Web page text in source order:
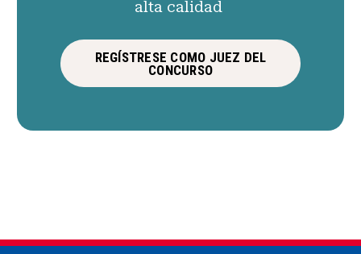
alta calidad
REGÍSTRESE COMO JUEZ DEL
CONCURSO